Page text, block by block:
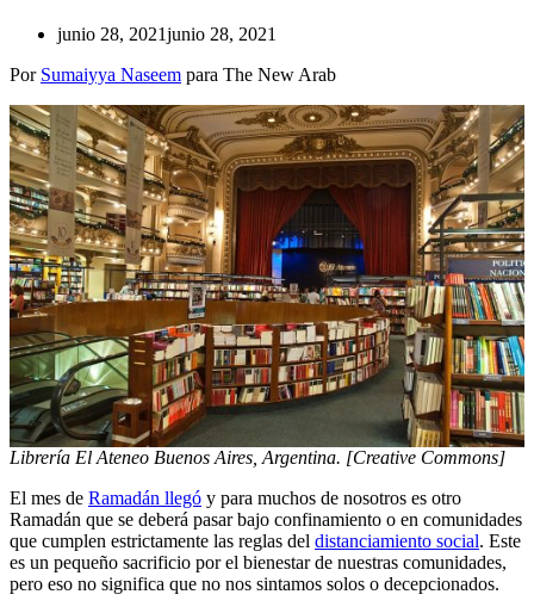
junio 28, 2021junio 28, 2021
Por Sumaiyya Naseem para The New Arab
Librería El Ateneo Buenos Aires, Argentina. [Creative Commons]
El mes de Ramadán llegó y para muchos de nosotros es otro
Ramadán que se deberá pasar bajo confinamiento o en comunidades
que cumplen estrictamente las reglas del distanciamiento social. Este
es un pequeño sacrificio por el bienestar de nuestras comunidades,
pero eso no significa que no nos sintamos solos o decepcionados.